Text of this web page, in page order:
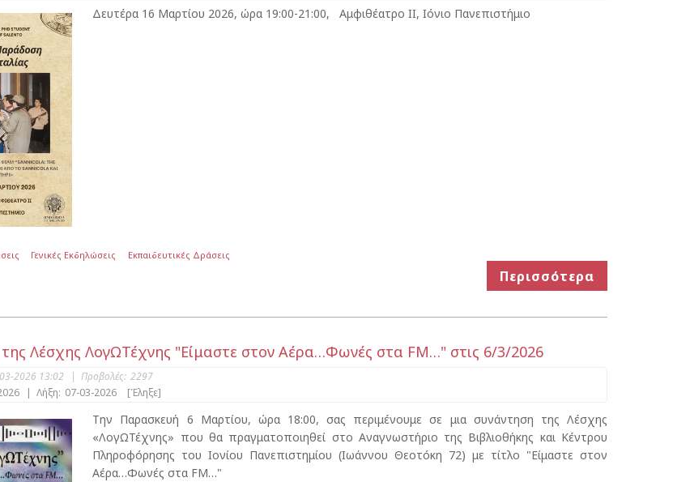
Δευτέρα 16 Μαρτίου 2026, ώρα 19:00-21:00, Αμφιθέατρο ΙΙ, Ιόνιο Πανεπιστήμιο
Γενικές Εκδηλώσεις Εκπαιδευτικές Δράσεις
Περισσότερα
Λέσχης ΛογΩΤέχνης "Είμαστε στον Αέρα…Φωνές στα FM…" στις 6/3/2026
2026 13:02 | Προβολές: 2297
| Λήξη: 07-03-2026 [Έληξε]
Την Παρασκευή 6 Μαρτίου, ώρα 18:00, σας περιμένουμε σε μια συνάντηση της Λέσχης
«ΛογΩΤέχνης» που θα πραγματοποιηθεί στο Αναγνωστήριο της Βιβλιοθήκης και Κέντρου
Πληροφόρησης του Ιονίου Πανεπιστημίου (Ιωάννου Θεοτόκη 72) με τίτλο "Είμαστε στον
Αέρα…Φωνές στα FM…"